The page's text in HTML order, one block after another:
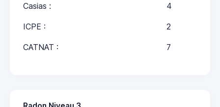
Casias : 4
ICPE : 2
CATNAT : 7